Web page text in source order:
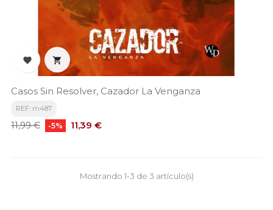
 
Casos Sin Resolver, Cazador La Venganza
REF: rn487
Precio
11,99 € -5% Precio
11,39 €
Mostrando 1-3 de 3 artículo(s)